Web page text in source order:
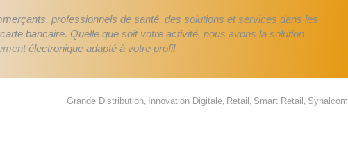
professionnels de santé, des solutions et services dans les
bancaire. Quelle que soit votre activité, nous avons la solution
électronique adapté à votre profil.
Grande Distribution, Innovation Digitale, Retail , Smart Retail , Synalcom